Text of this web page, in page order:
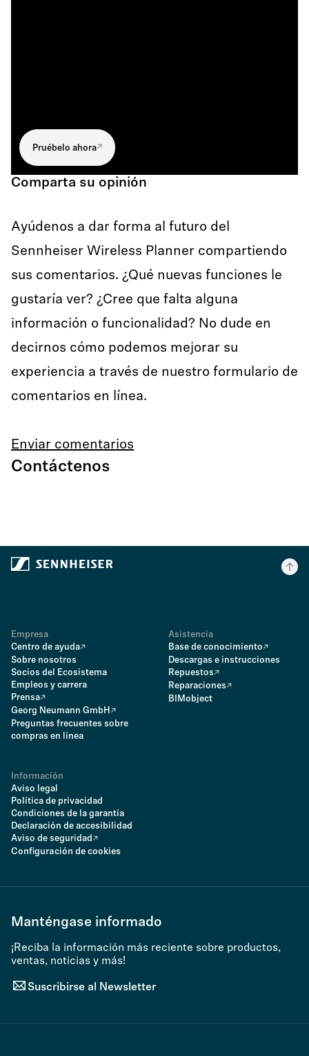
Pruébelo ahora
Comparta su opinión
Ayúdenos a dar forma al futuro del
Sennheiser Wireless Planner compartiendo
sus comentarios. ¿Qué nuevas funciones le
gustaría ver? ¿Cree que falta alguna
información o funcionalidad? No dude en
decirnos cómo podemos mejorar su
experiencia a través de nuestro formulario de
comentarios en línea.
Enviar comentarios
Contáctenos
Empresa
Centro de ayuda
Sobre nosotros
Socios del Ecosistema
Empleos y carrera
Prensa
Georg Neumann GmbH
Preguntas frecuentes sobre
compras en línea
Asistencia
Base de conocimiento
Descargas e instrucciones
Repuestos
Reparaciones
BIMobject
Información
Aviso legal
Política de privacidad
Condiciones de la garantía
Declaración de accesibilidad
Aviso de seguridad
Configuración de cookies
Manténgase informado
¡Reciba la información más reciente sobre productos,
ventas, noticias y más!
Suscribirse al Newsletter